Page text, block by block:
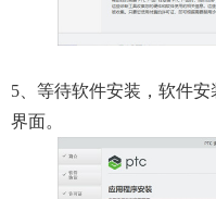
5、等待软件安装，软件
界面。